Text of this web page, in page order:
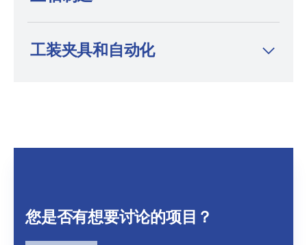
工装夹具和自动化
您是否有想要讨论的项目？